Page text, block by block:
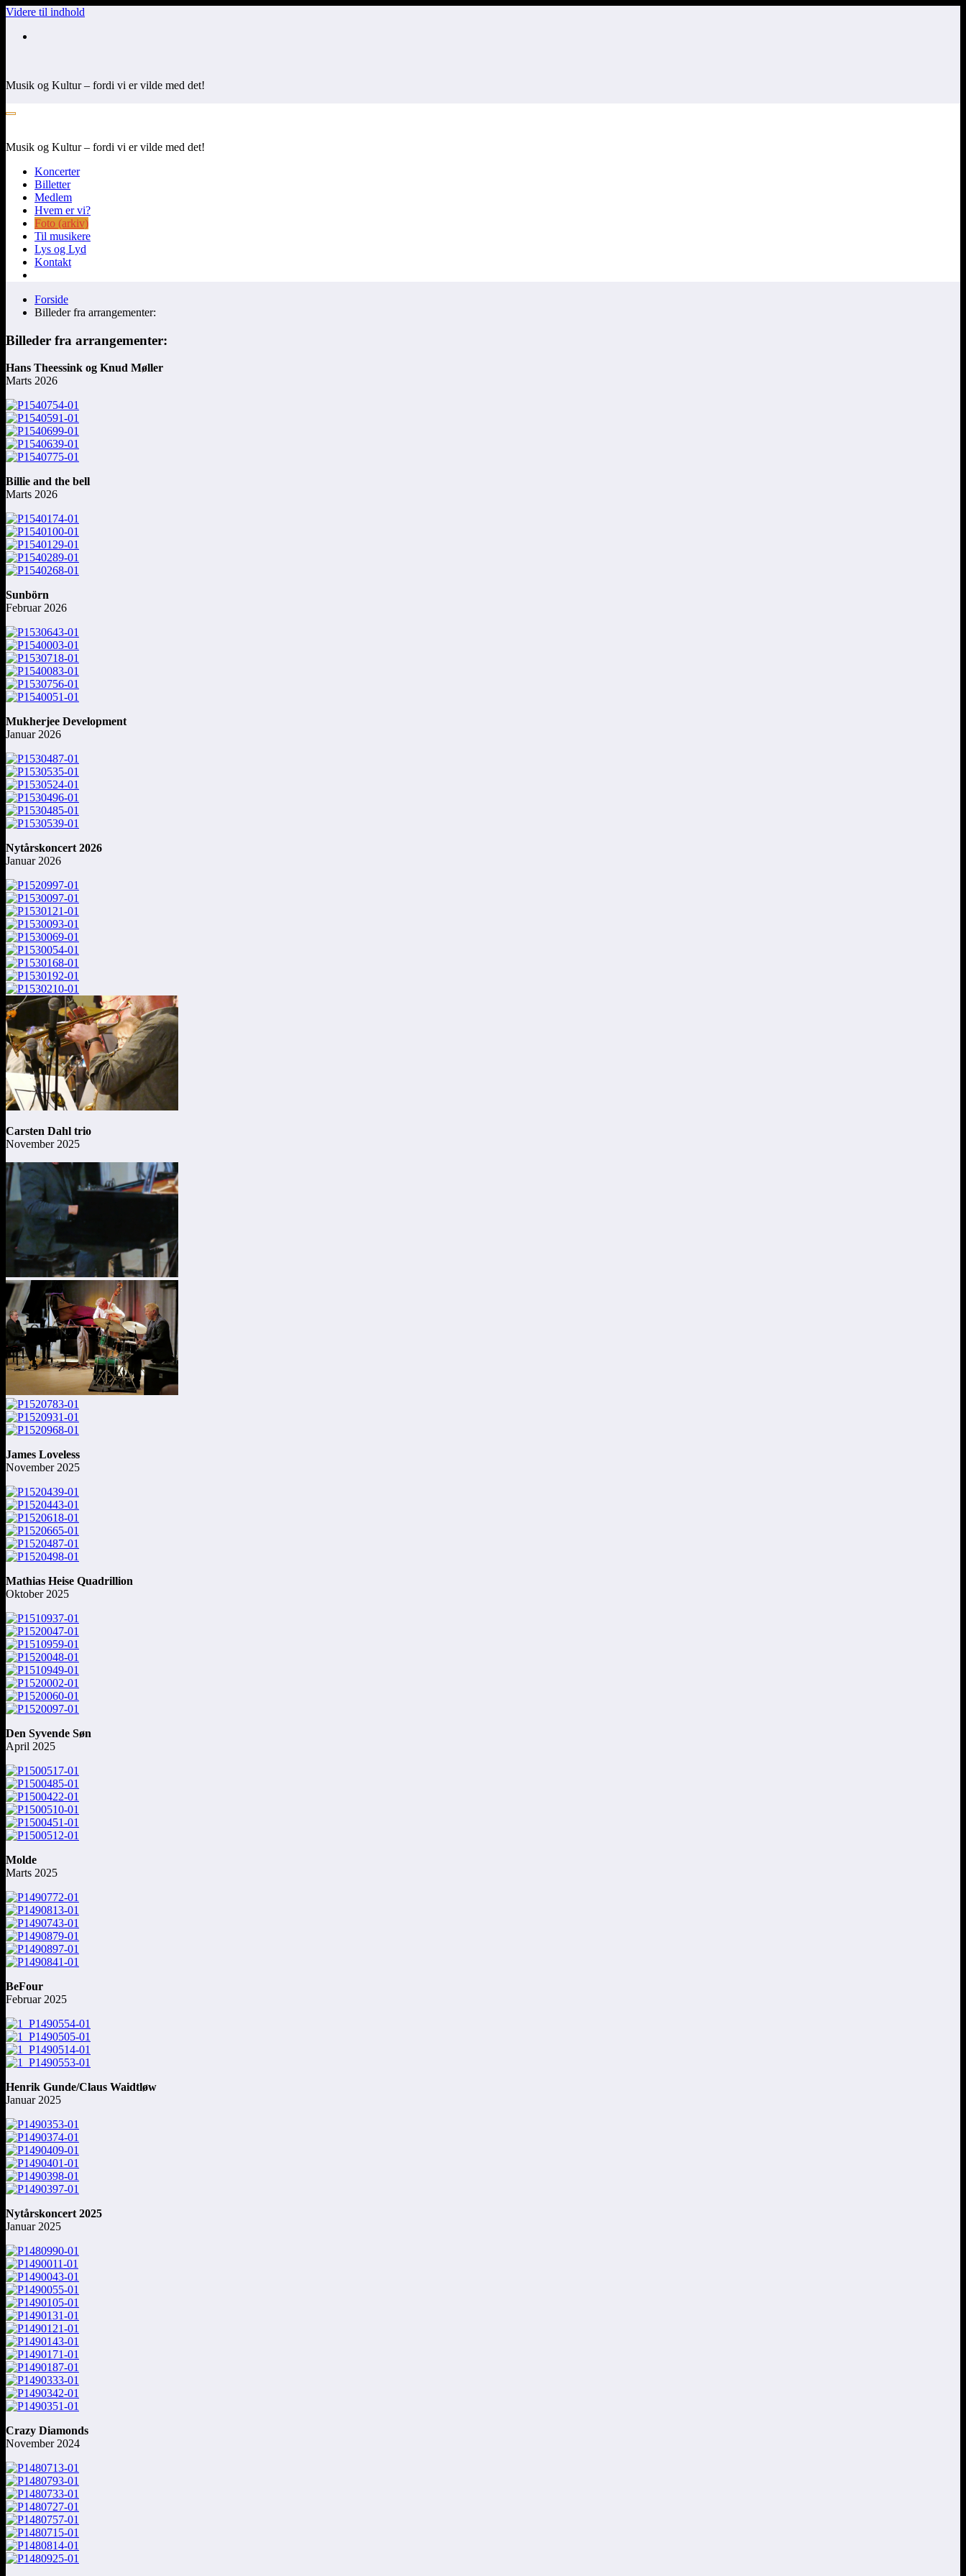
Videre til indhold
Musik og Kultur – fordi vi er vilde med det!
Musik og Kultur – fordi vi er vilde med det!
Koncerter
Billetter
Medlem
Hvem er vi?
Foto (arkiv)
Til musikere
Lys og Lyd
Kontakt
Forside
Billeder fra arrangementer:
Billeder fra arrangementer:
Hans Theessink og Knud Møller
Marts 2026
Billie and the bell
Marts 2026
Sunbörn
Februar 2026
Mukherjee Development
Januar 2026
Nytårskoncert 2026
Januar 2026
Carsten Dahl trio
November 2025
James Loveless
November 2025
Mathias Heise Quadrillion
Oktober 2025
Den Syvende Søn
April 2025
Molde
Marts 2025
BeFour
Februar 2025
Henrik Gunde/Claus Waidtløw
Januar 2025
Nytårskoncert 2025
Januar 2025
Crazy Diamonds
November 2024